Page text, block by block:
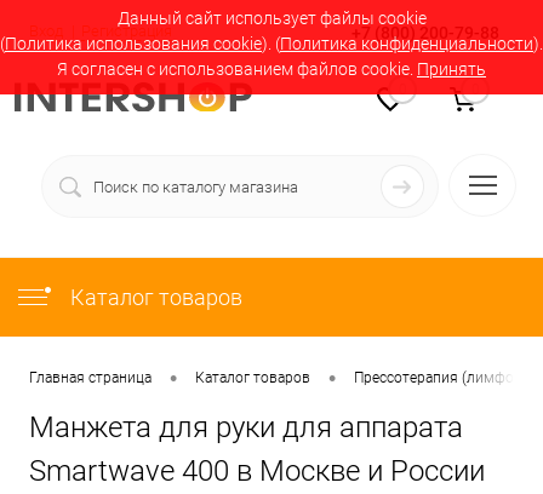
Данный сайт использует файлы cookie
(Политика использования cookie). (Политика конфиденциальности).
Я согласен с использованием файлов cookie. Принять
Вход Регистрация +7 (800) 200-79-88
Каталог товаров
Главная страница • Каталог товаров • Прессотерапия
Манжета для руки для аппарата
Smartwave 400 в Москве и России